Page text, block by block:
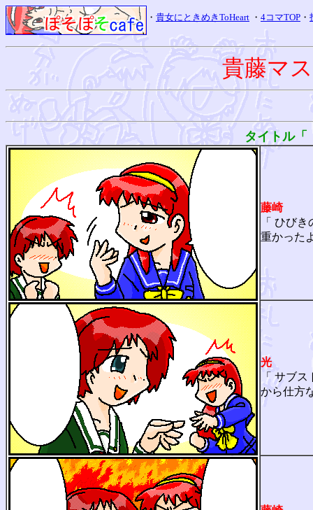
・ 貴女にときめきToHeart ・ 4コマTOP ・
貴藤マ
タイトル「
藤崎
「 ひび
重かった
光
「 サブ
から仕方